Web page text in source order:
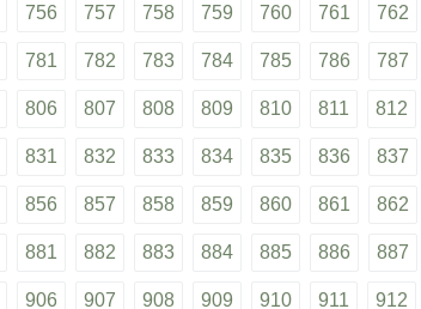
756 757 758 759 760 761 762
781 782 783 784 785 786 787
806 807 808 809 810 811 812
831 832 833 834 835 836 837
856 857 858 859 860 861 862
881 882 883 884 885 886 887
906 907 908 909 910 911 912